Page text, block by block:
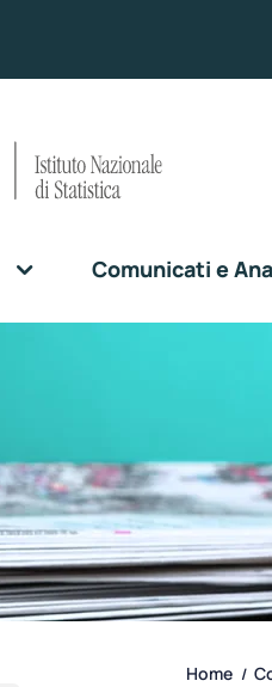
Comunicati e
Home /